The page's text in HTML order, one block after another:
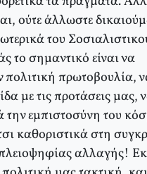
ούτε άλλωστε
του
το σημαντικό είναι να
πολιτική πρωτοβουλία,
με τις προτάσεις μας,
την εμπιστοσύνη του
καθοριστικά στη
αλλαγής!